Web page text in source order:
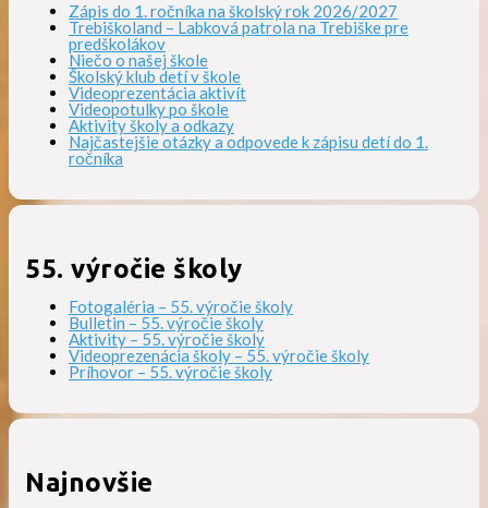
Zápis do 1. ročníka na školský rok 2026/2027
Trebiškoland – Labková patrola na Trebiške pre
predškolákov
Niečo o našej škole
Školský klub detí v škole
Videoprezentácia aktivít
Videopotulky po škole
Aktivity školy a odkazy
Najčastejšie otázky a odpovede k zápisu detí do 1.
ročníka
55. výročie školy
Fotogaléria – 55. výročie školy
Bulletin – 55. výročie školy
Aktivity – 55. výročie školy
Videoprezenácia školy – 55. výročie školy
Príhovor – 55. výročie školy
Najnovšie